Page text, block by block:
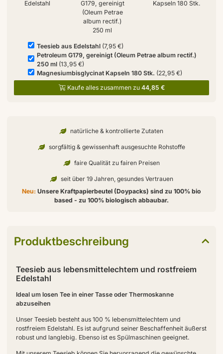
Edelstahl
G179, gereinigt
(Oleum Petrae
album rectif.)
250 ml
Kapseln 180 Stk.
Teesieb aus Edelstahl(7,95 €)
Petroleum G179, gereinigt (Oleum Petrae album rectif.)
250 ml(13,95 €)
Magnesiumbisglycinat Kapseln 180 Stk. (22,95 €)
Kaufe alles zusammen zu 44,85 €
natürliche & kontrollierte Zutaten
sorgfältig & gewissenhaft ausgesuchte Rohstoffe
faire Qualität zu fairen Preisen
seit über 19 Jahren, gesundes Vertrauen
Neu: Unsere Kraftpapierbeutel (Doypacks) sind zu 100% bio
based - zu 100% biologisch abbaubar.
Produktbeschreibung
Teesieb aus lebensmittelechtem und rostfreiem
Edelstahl
Ideal um losen Tee in einer Tasse oder Thermoskanne
abzuseihen
Unser Teesieb besteht aus 100 % lebensmittelechtem und
rostfreiem Edelstahl. Es ist aufgrund seiner Beschaffenheit äußerst
robust und langlebig. Ebenso ist es Spülmaschinen geeignet.